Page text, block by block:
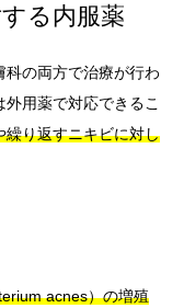
る内服薬
科の両方で治療が行わ
用薬で対応できるこ
繰り返すニキビに対し
acnes）の増殖